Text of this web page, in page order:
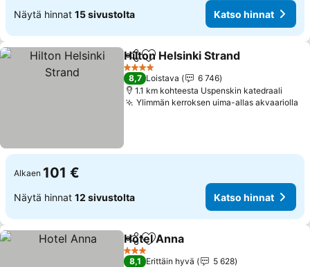
Näytä hinnat 15 sivustolta Katso hinnat
Jaa Lisää suosikkeihin
Hilton Helsinki Strand
4 Tähtiluokitus
8,7 Loistava
6 746
1.1 km kohteesta Uspenskin katedraali
Ylimmän kerroksen uima-allas akvaariolla
Alkaen 101 €
Näytä hinnat 12 sivustolta Katso hinnat
Jaa Lisää suosikkeihin
Hotel Anna
3 Tähtiluokitus
8,1 Erittäin hyvä
5 628